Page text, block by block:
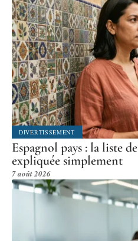
DIVERTISSEMENT
Espagnol pays : la liste
expliquée simplement
7 août 2026